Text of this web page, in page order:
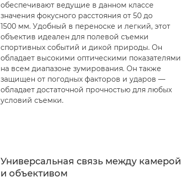
обеспечивают ведущие в данном классе
значения фокусного расстояния от 50 до
1500 мм. Удобный в переноске и легкий, этот
объектив идеален для полевой съемки
спортивных событий и дикой природы. Он
обладает высокими оптическими показателями
на всем диапазоне зумирования. Он также
защищен от погодных факторов и ударов —
обладает достаточной прочностью для любых
условий съемки.
Универсальная связь между камерой
и объективом